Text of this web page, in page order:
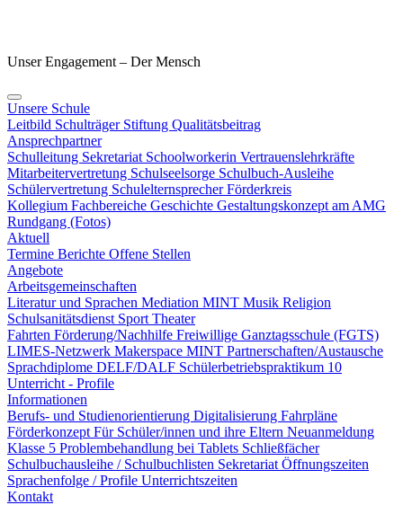
Unser Engagement – Der Mensch
Unsere Schule
Leitbild Schulträger Stiftung Qualitätsbeitrag
Ansprechpartner
Schulleitung Sekretariat Schoolworkerin Vertrauenslehrkräfte
Mitarbeitervertretung Schulseelsorge Schulbuch-Ausleihe
Schülervertretung SchulelternsprecherFörderkreis
Kollegium Fachbereiche Geschichte Gestaltungskonzept am AMG
Rundgang (Fotos)
Aktuell
Termine Berichte Offene Stellen
Angebote
Arbeitsgemeinschaften
Literatur und Sprachen Mediation MINT Musik Religion
Schulsanitätsdienst Sport Theater
Fahrten Förderung/Nachhilfe Freiwillige Ganztagsschule (FGTS)
LIMES-Netzwerk Makerspace MINT Partnerschaften/Austausche
Sprachdiplome DELF/DALF Schülerbetriebspraktikum 10
Unterricht - Profile
Informationen
Berufs- und Studienorientierung Digitalisierung Fahrpläne
Förderkonzept Für Schüler/innen und ihre Eltern Neuanmeldung
Klasse 5 Problembehandlung bei Tablets Schließfächer
Schulbuchausleihe / Schulbuchlisten Sekretariat Öffnungszeiten
Sprachenfolge / Profile Unterrichtszeiten
Kontakt